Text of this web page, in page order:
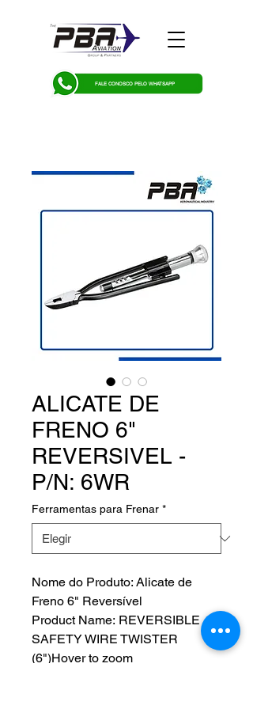
FALE CONOSCO PELO WHATSAPP
ALICATE DE
FRENO 6"
REVERSIVEL -
P/N: 6WR
Ferramentas para Frenar *
Nome do Produto: Alicate de
Freno 6" Reversível
Product Name: REVERSIBLE
SAFETY WIRE TWISTER
(6")Hover to zoom